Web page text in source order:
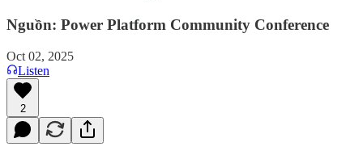
Nguồn: Power Platform Community Conference
Oct 02, 2025
Listen
2